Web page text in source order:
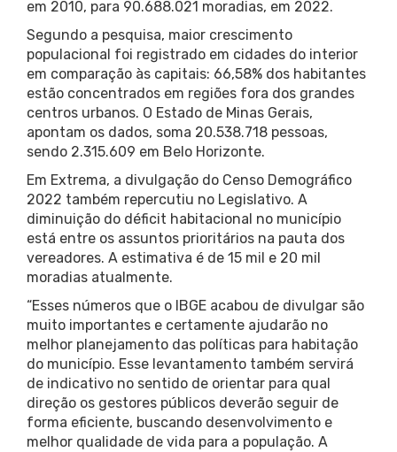
em 2010, para 90.688.021 moradias, em 2022.
Segundo a pesquisa, maior crescimento
populacional foi registrado em cidades do interior
em comparação às capitais: 66,58% dos habitantes
estão concentrados em regiões fora dos grandes
centros urbanos. O Estado de Minas Gerais,
apontam os dados, soma 20.538.718 pessoas,
sendo 2.315.609 em Belo Horizonte.
Em Extrema, a divulgação do Censo Demográfico
2022 também repercutiu no Legislativo. A
diminuição do déficit habitacional no município
está entre os assuntos prioritários na pauta dos
vereadores. A estimativa é de 15 mil e 20 mil
moradias atualmente.
“Esses números que o IBGE acabou de divulgar são
muito importantes e certamente ajudarão no
melhor planejamento das políticas para habitação
do município. Esse levantamento também servirá
de indicativo no sentido de orientar para qual
direção os gestores públicos deverão seguir de
forma eficiente, buscando desenvolvimento e
melhor qualidade de vida para a população. A